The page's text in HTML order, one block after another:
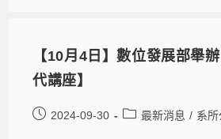
【10月4日】數位發展部舉
代講座】
2024-09-30 最新消息 / 系